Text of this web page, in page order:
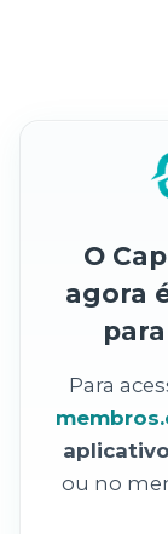
O
agora
Para
ou no